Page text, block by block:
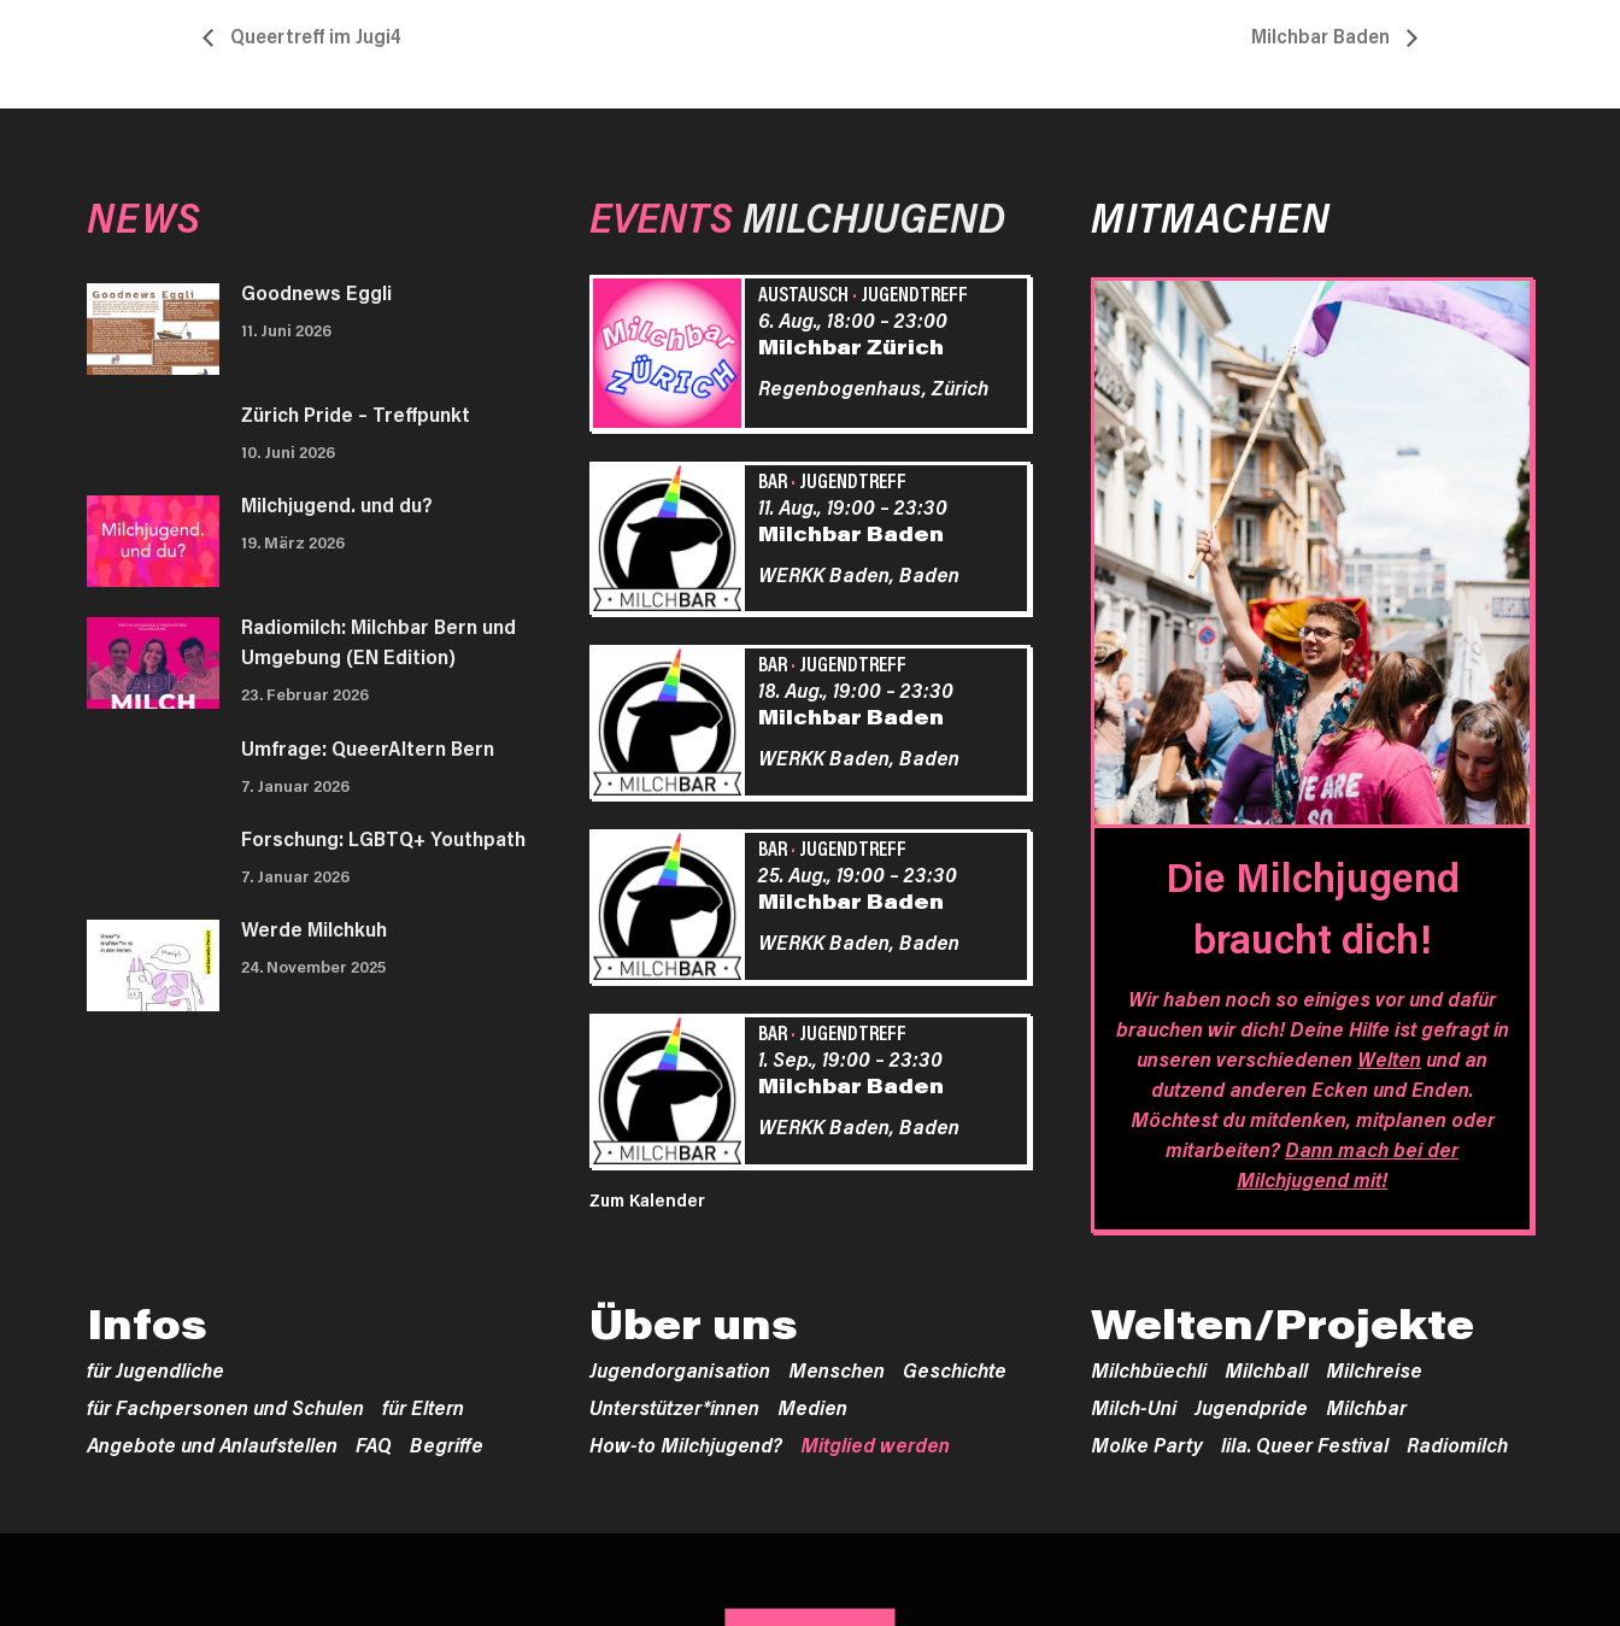
Queertreff im Jugi4 Milchbar Baden
NEWS
Goodnews Eggli
11. Juni 2026
Zürich Pride – Treffpunkt
10. Juni 2026
Milchjugend. und du?
19. März 2026
Radiomilch: Milchbar Bern und
Umgebung (EN Edition)
23. Februar 2026
Umfrage: QueerAltern Bern
7. Januar 2026
Forschung: LGBTQ+ Youthpath
7. Januar 2026
Werde Milchkuh
24. November 2025
EVENTSMILCHJUGEND
AUSTAUSCH · JUGENDTREFF
Milchbar Zürich
6. Aug., 18:00 –23:00
Regenbogenhaus,Zürich
BAR· JUGENDTREFF
Milchbar Baden
11. Aug., 19:00 –23:30
WERKK Baden,Baden
BAR· JUGENDTREFF
Milchbar Baden
18. Aug., 19:00 –23:30
WERKK Baden,Baden
BAR· JUGENDTREFF
Milchbar Baden
25. Aug., 19:00 –23:30
WERKK Baden,Baden
BAR· JUGENDTREFF
Milchbar Baden
1. Sep., 19:00 –23:30
WERKK Baden,Baden
Zum Kalender
MITMACHEN
Die Milchjugend
braucht dich!
Wir haben noch so einiges vor und dafür
brauchen wir dich! Deine Hilfe ist gefragt in
unseren verschiedenen Weltenund an
dutzend anderen Ecken und Enden.
Möchtest du mitdenken, mitplanen oder
mitarbeiten?Dann mach bei der
Milchjugend mit!
Infos
für Jugendliche
für Fachpersonen und Schulen
für Eltern
Angebote und Anlaufstellen
FAQ Begriffe
Über uns
Jugendorganisation Menschen
Geschichte
Unterstützer*innen
Medien
How-to Milchjugend?
Mitglied werden
Welten/Projekte
Milchbüechli Milchball
Milchreise
Milch-Uni
Jugendpride
Milchbar
Molke Party
lila. Queer Festival Radiomilch